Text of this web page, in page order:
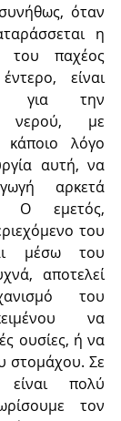
όταν
η
του παχέος
είναι
για την
νερού, με
κάποιο λόγο
αυτή, να
αρκετά
Ο εμετός,
του
μέσω του
αποτελεί
του
να
ουσίες, ή να
στομάχου. Σε
πολύ
τον